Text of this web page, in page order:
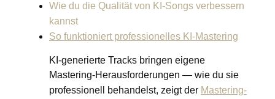
Wie du die Qualität von KI-Songs verbessern
kannst
So funktioniert professionelles KI-Mastering
KI-generierte Tracks bringen eigene
Mastering-Herausforderungen — wie du sie
professionell behandelst, zeigt der Mastering-